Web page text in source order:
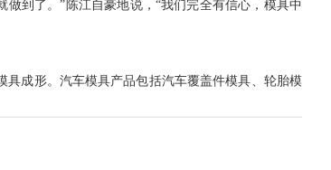
到了。”陈江自豪地说，“我们完全有信心，模具中
成形。汽车模具产品包括汽车覆盖件模具、轮胎模